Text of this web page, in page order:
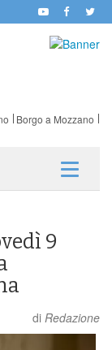
Borgo a Mozzano
9
di Redazione